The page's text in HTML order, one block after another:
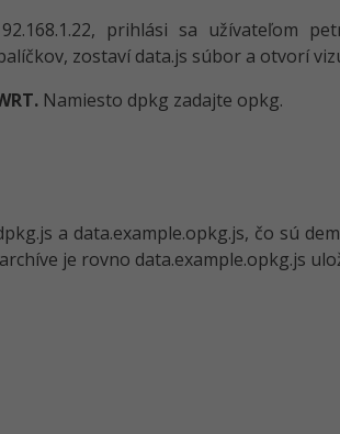
prihlási sa užívateľom
zostaví data.js súbor a otvorí
Namiesto dpkg zadajte opkg.
a data.example.op­kg.js, čo sú
je rovno data.example.op­kg.js